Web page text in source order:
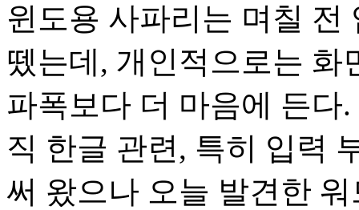
윈도용 사파리는 며칠 전
뗐는데, 개인적으로는 화
파폭보다 더 마음에 든다
직 한글 관련, 특히 입력
써 왔으나 오늘 발견한